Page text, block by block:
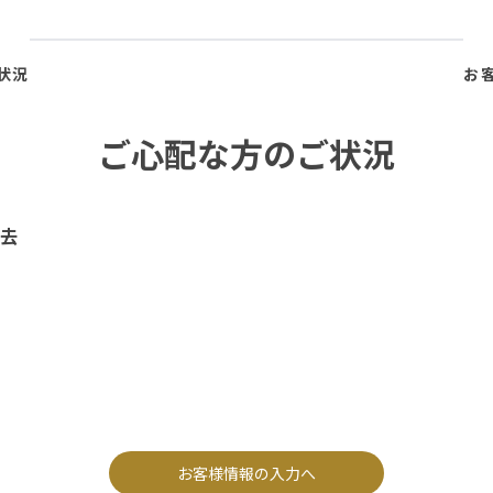
況 お
ご心配な方のご状況
お客様情報の入力へ